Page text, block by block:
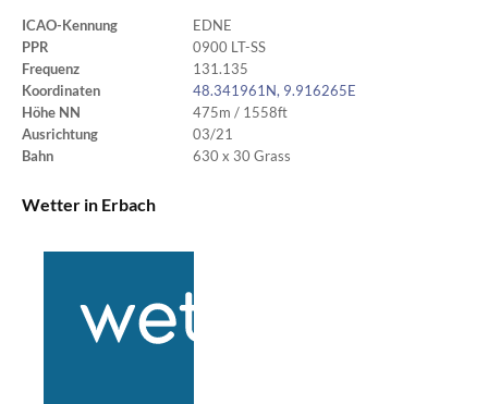
ICAO-Kennung
EDNE
PPR
0900 LT-SS
Frequenz
131.135
Koordinaten
48.341961N, 9.916265E
Höhe NN
475m / 1558ft
Ausrichtung
03/21
Bahn
630 x 30 Grass
Wetter in Erbach